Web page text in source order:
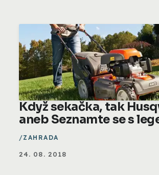
Když sekačka, tak
aneb Seznamte se s
ZAHRADA
24. 08. 2018